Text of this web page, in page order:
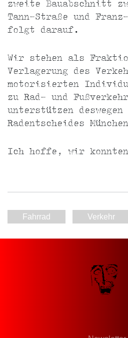
zweite Bauabschnitt
Tann-Straße und
folgt darauf.
Wir stehen als
Verlagerung des
motorisierten
zu Rad- und
unterstützen
Radentscheides
Ich hoffe, wir
Fahrrad Verkehr